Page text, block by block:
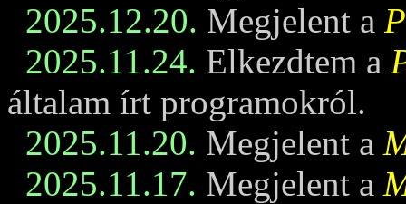
2025.12.20. Megjelent a
2025.11.24. Elkezdtem a
általam írt programokról.
2025.11.20. Megjelent a
2025.11.17. Megjelent a